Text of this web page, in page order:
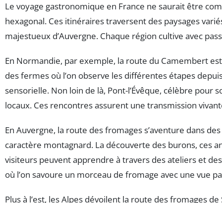
Le voyage gastronomique en France ne saurait être
hexagonal. Ces itinéraires traversent des paysages
majestueux d’Auvergne. Chaque région cultive avec
En Normandie, par exemple, la route du Camembert
des fermes où l’on observe les différentes étapes
sensorielle. Non loin de là, Pont-l’Évêque, célèbre
locaux. Ces rencontres assurent une transmission
En Auvergne, la route des fromages s’aventure dans
caractère montagnard. La découverte des burons, ces
visiteurs peuvent apprendre à travers des ateliers et
où l’on savoure un morceau de fromage avec une vue
Plus à l’est, les Alpes dévoilent la route des fromages